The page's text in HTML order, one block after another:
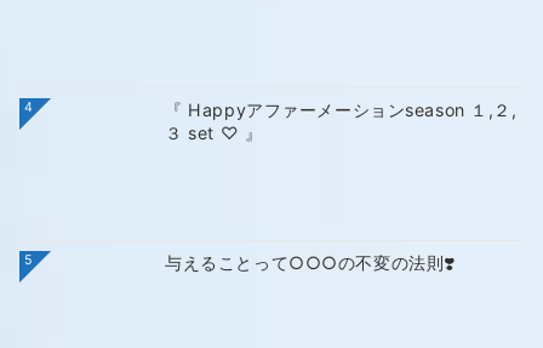
4
『 Happyアファーメーションseason １,２,
３ set ♡ 』
5 与えることって○○○の不変の法則❣️